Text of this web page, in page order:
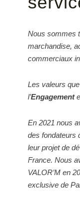
Nous sommes
marchandise,
commerciaux
Les valeurs
l’Engagement
En 2021 nous
des fondateurs
leur projet de
France. Nous
VALOR’M en
exclusive de